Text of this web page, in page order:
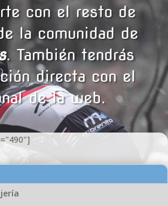
con el resto de
la comunidad de
. También tendrás
directa con el
de la web.